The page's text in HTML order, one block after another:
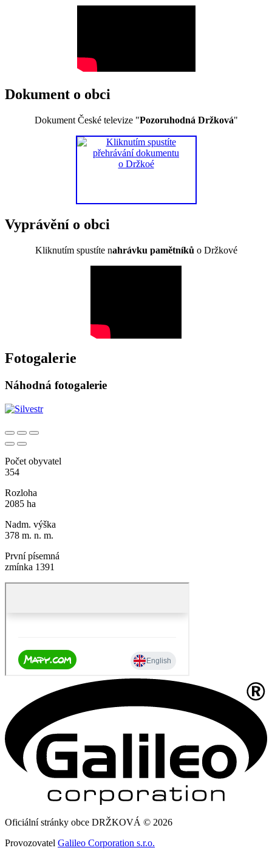
Dokument o obci
Dokument České televize "Pozoruhodná Držková"
Vyprávění o obci
Kliknutím spustíte nahrávku pamětníků o Držkové
Fotogalerie
Náhodná fotogalerie
Počet obyvatel
354
Rozloha
2085 ha
Nadm. výška
378 m. n. m.
První písemná
zmínka 1391
Oficiální stránky obce DRŽKOVÁ © 2026
Provozovatel Galileo Corporation s.r.o.